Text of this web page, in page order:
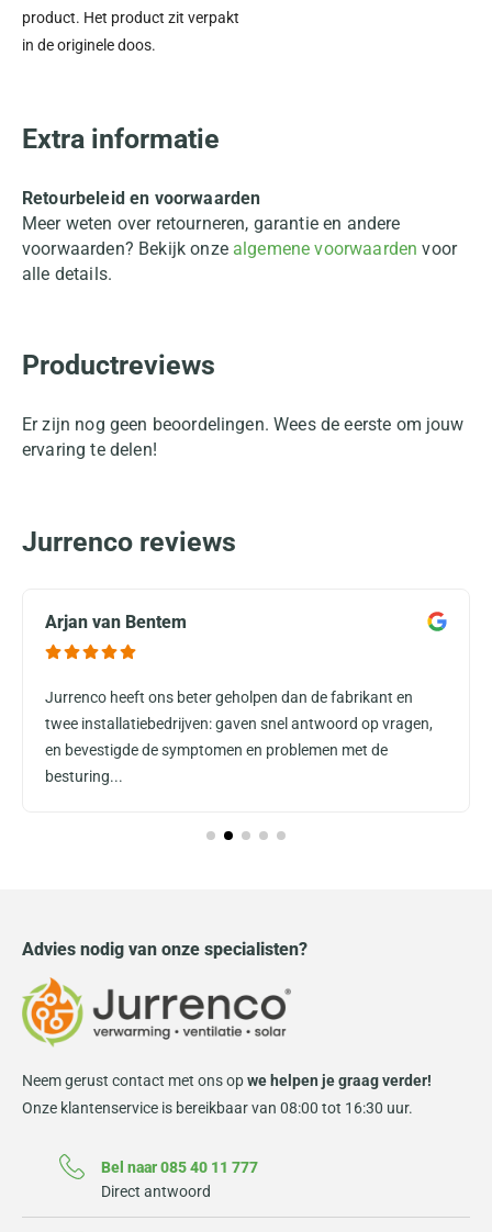
product. Het product zit verpakt
in de originele doos.
Extra informatie
Retourbeleid en voorwaarden
Meer weten over retourneren, garantie en andere
voorwaarden? Bekijk onze algemene voorwaarden voor
alle details.
Productreviews
Er zijn nog geen beoordelingen. Wees de eerste om jouw
ervaring te delen!
Jurrenco reviews
Arjan van Bentem
Jurrenco heeft ons beter geholpen dan de fabrikant en
twee installatiebedrijven: gaven snel antwoord op vragen,
en bevestigde de symptomen en problemen met de
besturing...
Advies nodig van onze specialisten?
Neem gerust contact met ons opwe helpen je graag verder!
Onze klantenservice is bereikbaar van 08:00 tot 16:30 uur.
Bel naar 085 40 11 777
Direct antwoord